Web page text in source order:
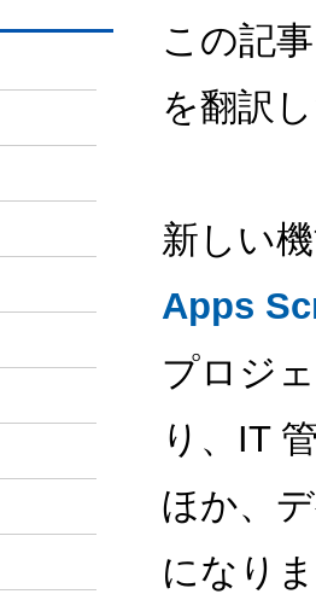
この記
を翻訳
新しい
Apps
プロジ
り、IT
ほか、
になり